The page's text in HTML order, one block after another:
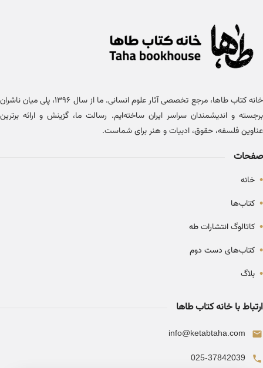
خانه کتاب طاها، مرجع تخصصی آثار علوم انسانی. ما از سال ۱۳۹۶، پلی میان ناشران
برجسته و اندیشمندان سراسر ایران ساخته‌ایم. رسالت ما، گزینش و ارائه برترین
عناوین فلسفه، حقوق، ادبیات و هنر برای شماست.
صفحات
• خانه
• کتاب‌ها
• کاتالوگ انتشارات طه
• کتاب‌های دست دوم
• بلاگ
ارتباط با خانه کتاب طاها
info@ketabtaha.com
025-37842039